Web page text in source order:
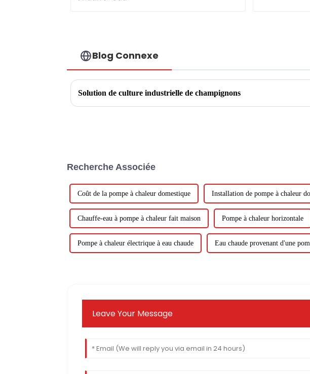
Blog Connexe
Solution de culture industrielle de champignons
Recherche Associée
Coût de la pompe à chaleur domestique Installation de pompe à chaleur
Chauffe-eau à pompe à chaleur fait maison Pompe à chaleur horizontale
Pompe à chaleur électrique à eau chaude Eau chaude provenant d'une
Leave Your Message